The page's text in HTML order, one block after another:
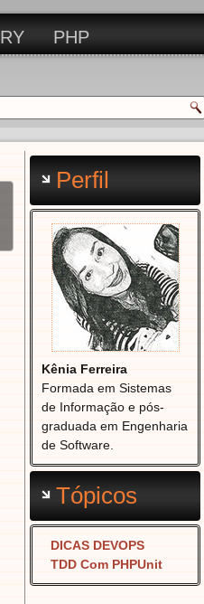
PHP
Perfil
Kênia Ferreira
Formada em Sistemas
de Informação e pós-
graduada em Engenharia
de Software.
Tópicos
DICAS DEVOPS
TDD Com PHPUnit